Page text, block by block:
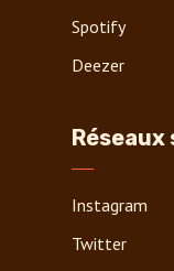
Spotify
Deezer
Réseaux
Instagram
Twitter